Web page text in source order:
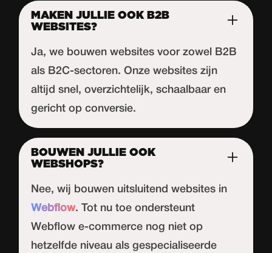
MAKEN JULLIE OOK B2B
WEBSITES?
Ja, we bouwen websites voor zowel B2B
als B2C-sectoren. Onze websites zijn
altijd snel, overzichtelijk, schaalbaar en
gericht op conversie.
BOUWEN JULLIE OOK
WEBSHOPS?
Nee, wij bouwen uitsluitend websites in
Webflow. Tot nu toe ondersteunt
Webflow e-commerce nog niet op
hetzelfde niveau als gespecialiseerde